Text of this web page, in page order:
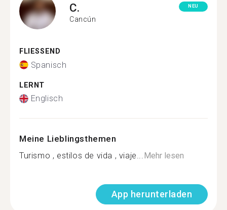
C.
Cancún
NEU
FLIESSEND
Spanisch
LERNT
Englisch
Meine Lieblingsthemen
Turismo , estilos de vida , viaje...Mehr lesen
App herunterladen